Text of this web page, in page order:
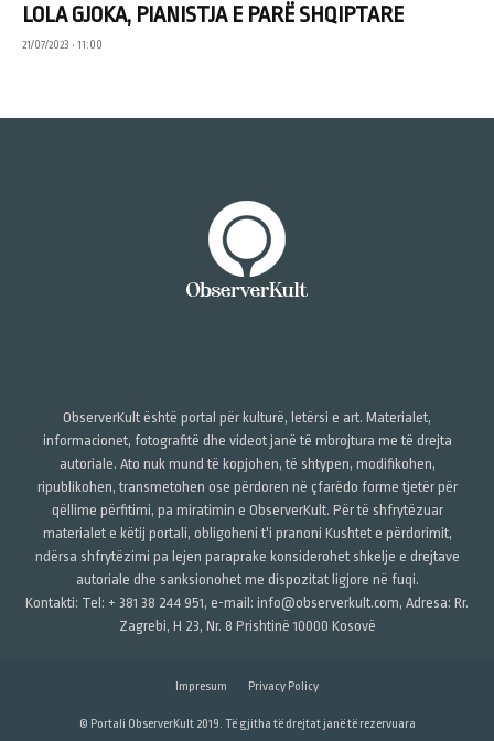
LOLA GJOKA, PIANISTJA E PARË SHQIPTARE
21/07/2023 • 11:00
ObserverKult është portal për kulturë, letërsi e art. Materialet,
informacionet, fotografitë dhe videot janë të mbrojtura me të drejta
autoriale. Ato nuk mund të kopjohen, të shtypen, modifikohen,
ripublikohen, transmetohen ose përdoren në çfarëdo forme tjetër për
qëllime përfitimi, pa miratimin e ObserverKult. Për të shfrytëzuar
materialet e këtij portali, obligoheni t'i pranoni Kushtet e përdorimit,
ndërsa shfrytëzimi pa lejen paraprake konsiderohet shkelje e drejtave
autoriale dhe sanksionohet me dispozitat ligjore në fuqi.
Kontakti: Tel: + 381 38 244 951, e-mail: info@observerkult.com, Adresa: Rr.
Zagrebi, H 23, Nr. 8 Prishtinë 10000 Kosovë
Impresum Privacy Policy
© Portali ObserverKult 2019. Të gjitha të drejtat janë të rezervuara